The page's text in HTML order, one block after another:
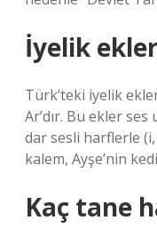
İyelik
Türk’teki iyelik
Ar’dır. Bu ekler
dar sesli harflerle
kalem, Ayşe’nin
Kaç tane